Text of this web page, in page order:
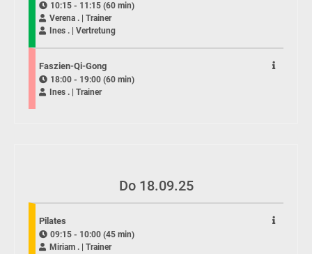
10:15 - 11:15 (60 min)
Verena . | Trainer
Ines . | Vertretung
Faszien-Qi-Gong
18:00 - 19:00 (60 min)
Ines . | Trainer
Do 18.09.25
Pilates
09:15 - 10:00 (45 min)
Miriam . | Trainer